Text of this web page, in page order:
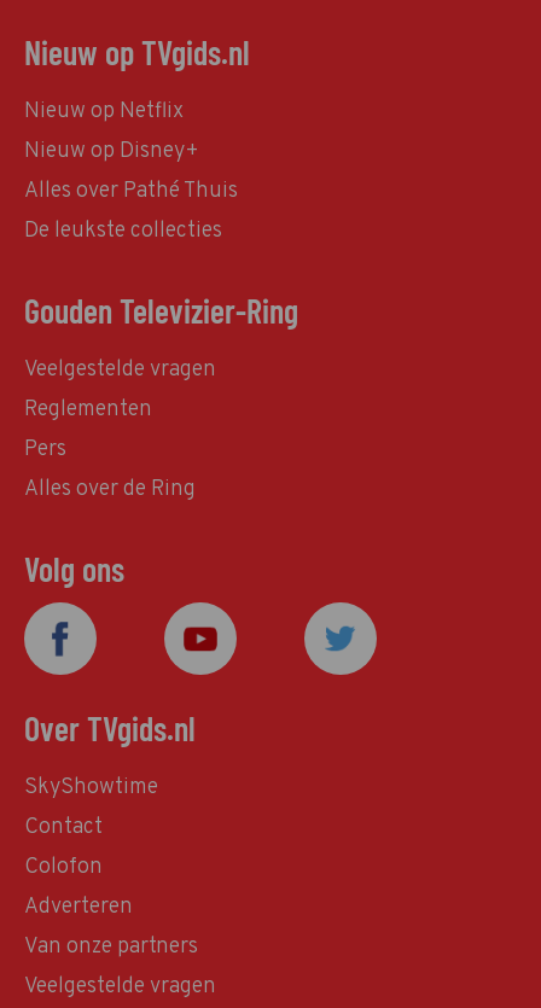
Nieuw op TVgids.nl
Nieuw op Netflix
Nieuw op Disney+
Alles over Pathé Thuis
De leukste collecties
Gouden Televizier-Ring
Veelgestelde vragen
Reglementen
Pers
Alles over de Ring
Volg ons
Over TVgids.nl
SkyShowtime
Contact
Colofon
Adverteren
Van onze partners
Veelgestelde vragen